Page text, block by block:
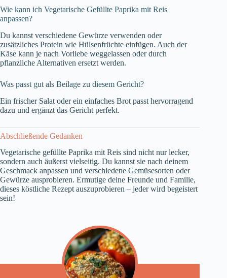
Wie kann ich Vegetarische Gefüllte Paprika mit Reis
anpassen?
Du kannst verschiedene Gewürze verwenden oder
zusätzliches Protein wie Hülsenfrüchte einfügen. Auch der
Käse kann je nach Vorliebe weggelassen oder durch
pflanzliche Alternativen ersetzt werden.
Was passt gut als Beilage zu diesem Gericht?
Ein frischer Salat oder ein einfaches Brot passt hervorragend
dazu und ergänzt das Gericht perfekt.
Abschließende Gedanken
Vegetarische gefüllte Paprika mit Reis sind nicht nur lecker,
sondern auch äußerst vielseitig. Du kannst sie nach deinem
Geschmack anpassen und verschiedene Gemüsesorten oder
Gewürze ausprobieren. Ermutige deine Freunde und Familie,
dieses köstliche Rezept auszuprobieren – jeder wird begeistert
sein!